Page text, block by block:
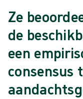
Ze
de
een
consensus